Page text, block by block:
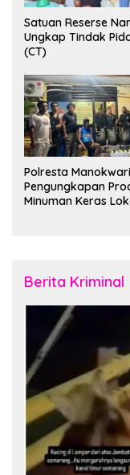
Satuan Reserse
Ungkap Tindak
(CT)
Polresta Manokwari
Pengungkapan
Minuman Keras
Berita Kriminal